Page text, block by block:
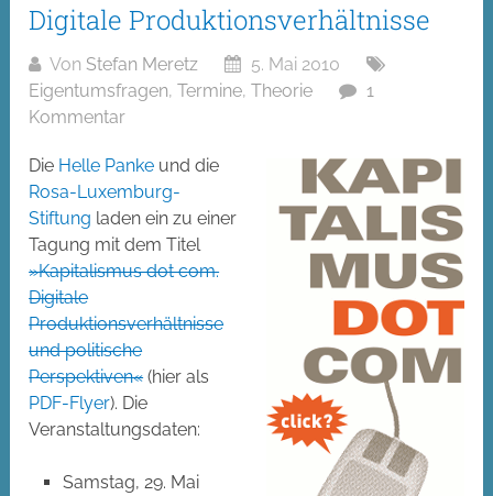
Digitale Produktionsverhältnisse
Von Stefan Meretz
5. Mai 2010
Eigentumsfragen,Termine,Theorie
1
Kommentar
Die Helle Panke und die
Rosa-Luxemburg-
Stiftung laden ein zu einer
Tagung mit dem Titel
»Kapitalismus dot com.
Digitale
Produktionsverhältnisse
und politische
Perspektiven«(hier als
PDF-Flyer). Die
Veranstaltungsdaten:
Samstag, 29. Mai